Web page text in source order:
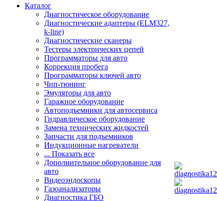
Каталог
Диагностическое оборудование
Диагностические адаптеры (ELM327,
k-line)
Диагностические сканеры
Тестеры электрических цепей
Программаторы для авто
Коррекция пробега
Программаторы ключей авто
Чип-тюнинг
Эмуляторы для авто
Гаражное оборудование
Автоподъемники для автосервиса
Гидравлическое оборудование
Замена технических жидкостей
Запчасти для подъемников
Индукционные нагреватели
... Показать все
Дополнительное оборудование для
авто
Видеоэндоскопы
Газоанализаторы
Диагностика ГБО